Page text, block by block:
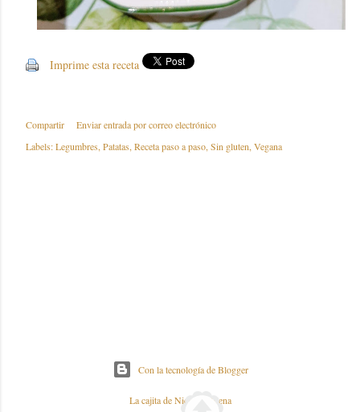
Imprime esta receta
Compartir
Enviar entrada por correo electrónico
Labels:Legumbres Patatas Receta paso a paso Sin gluten Vegana
Con la tecnología de Blogger
La cajita de Nieves y Elena